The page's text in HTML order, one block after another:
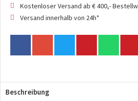
Kostenloser Versand ab € 400,-
Versand innerhalb von 24h*
Beschreibung